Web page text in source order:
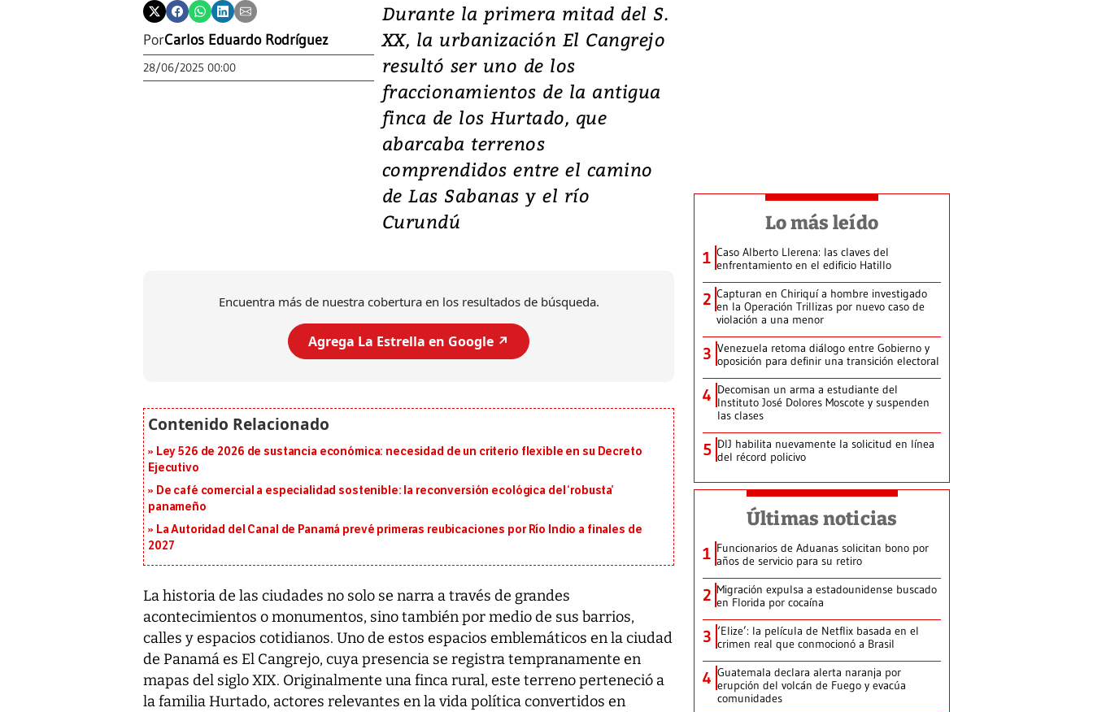
PorCarlos Eduardo Rodríguez
28/06/2025 00:00
Durante la primera mitad del S.
XX, la urbanización El Cangrejo
resultó ser uno de los
fraccionamientos de la antigua
finca de los Hurtado, que
abarcaba terrenos
comprendidos entre el camino
de Las Sabanas y el río
Curundú
Encuentra más de nuestra cobertura en los resultados de búsqueda.
Agrega La Estrella en Google ↗️
Ley 526 de 2026 de sustancia económica: necesidad de un criterio flexible en su Decreto
Ejecutivo
De café comercial a especialidad sostenible: la reconversión ecológica del ‘robusta’
panameño
La Autoridad del Canal de Panamá prevé primeras reubicaciones por Río Indio a finales de
2027
La historia de las ciudades no solo se narra a través de grandes
acontecimientos o monumentos, sino también por medio de sus barrios,
calles y espacios cotidianos. Uno de estos espacios emblemáticos en la ciudad
de Panamá es El Cangrejo, cuya presencia se registra tempranamente en
mapas del siglo XIX. Originalmente una finca rural, este terreno perteneció a
la familia Hurtado, actores relevantes en la vida política convertidos en
Lo más leído
1 Caso Alberto Llerena: las claves del
enfrentamiento en el edificio Hatillo
2 Capturan en Chiriquí a hombre investigado
en la Operación Trillizas por nuevo caso de
violación a una menor
3 Venezuela retoma diálogo entre Gobierno y
oposición para definir una transición electoral
4 Decomisan un arma a estudiante del
Instituto José Dolores Moscote y suspenden
las clases
5 DIJ habilita nuevamente la solicitud en línea
del récord policivo
Últimas noticias
1 Funcionarios de Aduanas solicitan bono por
años de servicio para su retiro
2 Migración expulsa a estadounidense buscado
en Florida por cocaína
3 ‘Elize’: la película de Netflix basada en el
crimen real que conmocionó a Brasil
4 Guatemala declara alerta naranja por
erupción del volcán de Fuego y evacúa
comunidades